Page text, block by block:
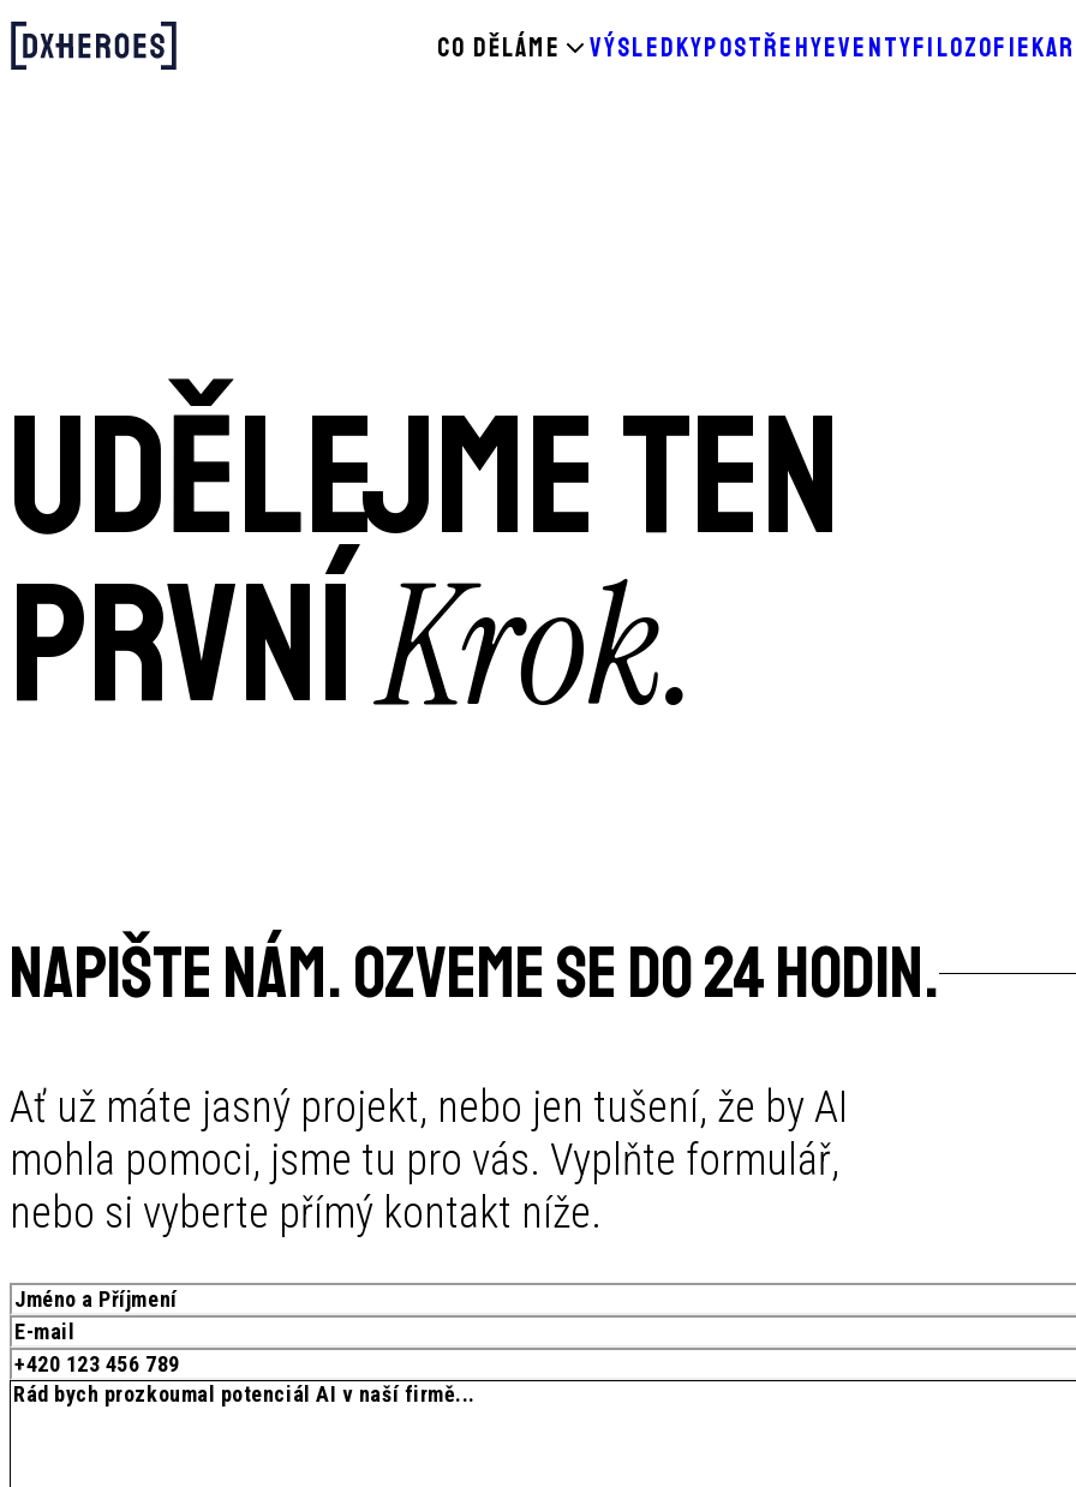
CO DĚLÁME VÝSLEDKYPOSTŘEHYEVENTYFILOZOFIE
UDĚLEJME TEN
PRVNÍKrok.
NAPIŠTE NÁM. OZVEME SE DO 24 HODIN.
Ať už máte jasný projekt, nebo jen tušení, že by AI
mohla pomoci, jsme tu pro vás. Vyplňte formulář,
nebo si vyberte přímý kontakt níže.